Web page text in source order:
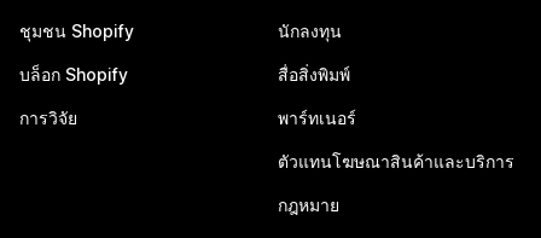
ชุมชน Shopify
บล็อก Shopify
การวิจัย
นักลงทุน
สื่อสิ่งพิมพ์
พาร์ทเนอร์
ตัวแทนโฆษณาสินค้าและบริการ
กฎหมาย